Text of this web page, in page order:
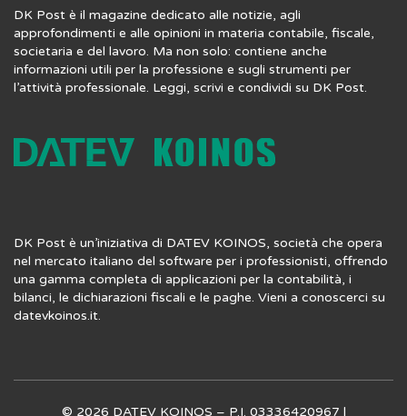
DK Post è il magazine dedicato alle notizie, agli
approfondimenti e alle opinioni in materia contabile, fiscale,
societaria e del lavoro. Ma non solo: contiene anche
informazioni utili per la professione e sugli strumenti per
l’attività professionale. Leggi, scrivi e condividi su DK Post.
DK Post è un’iniziativa di DATEV KOINOS, società che opera
nel mercato italiano del software per i professionisti, offrendo
una gamma completa di applicazioni per la contabilità, i
bilanci, le dichiarazioni fiscali e le paghe. Vieni a conoscerci su
datevkoinos.it.
© 2026 DATEV KOINOS – P.I. 03336420967 |